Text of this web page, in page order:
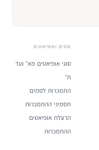
סמים ואופיאטים
סוגי אופיאטים מא' ועד
ת'
התמכרות לסמים
תסמיני ההתמכרות
הרעלת אופיאטים
ההתמכרות